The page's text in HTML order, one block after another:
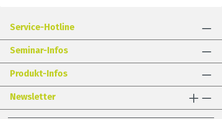
Service-Hotline
Seminar-Infos
Produkt-Infos
Newsletter